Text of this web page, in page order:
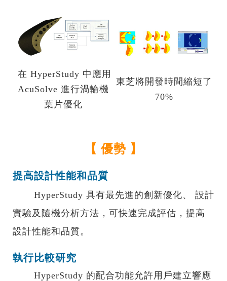
在 HyperStudy 中應用
AcuSolve 進行渦輪機
葉片優化
東芝將開發時間縮短了
70%
【 優勢 】
提高設計性能和品質
HyperStudy 具有最先進的創新優化、 設計
實驗及隨機分析方法，可快速完成評估，提高
設計性能和品質。
執行比較研究
HyperStudy 的配合功能允許用戶建立響應